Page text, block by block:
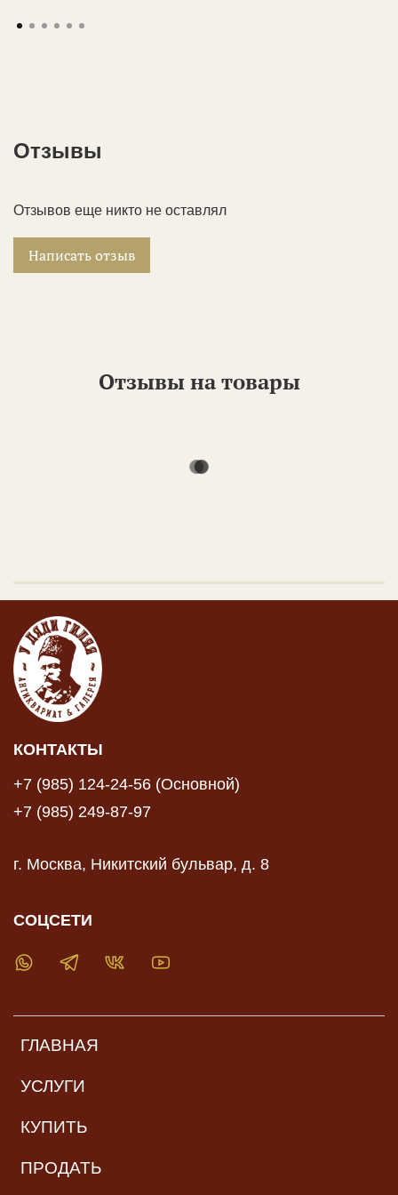
Отзывы
Отзывов еще никто не оставлял
Написать отзыв
Отзывы на товары
ГЛАВНАЯ
УСЛУГИ
КУПИТЬ
ПРОДАТЬ
КОНТАКТЫ
+7 (985) 124-24-56 (Основной)
+7 (985) 249-87-97
г. Москва, Никитский бульвар, д. 8
СОЦСЕТИ